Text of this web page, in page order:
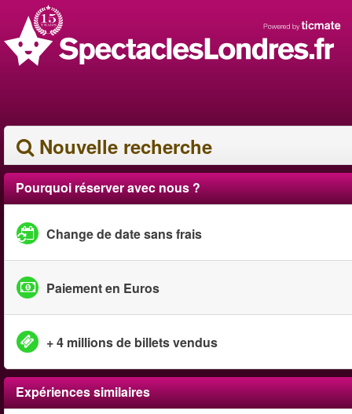
Nouvelle recherche
Pourquoi réserver avec nous ?
Change de date sans frais
Paiement en Euros
+ 4 millions de billets vendus
Expériences similaires